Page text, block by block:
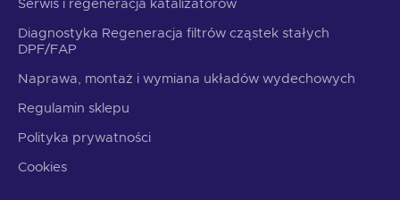
Serwis i regeneracja katalizatorów
Diagnostyka Regeneracja filtrów cząstek stałych
DPF/FAP
Naprawa, montaż i wymiana układów wydechowych
Regulamin sklepu
Polityka prywatności
Cookies